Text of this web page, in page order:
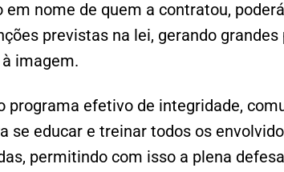
nome de quem a contratou,
previstas na lei, gerando
imagem.
programa efetivo de integridade,
se educar e treinar todos os
permitindo com isso a plena